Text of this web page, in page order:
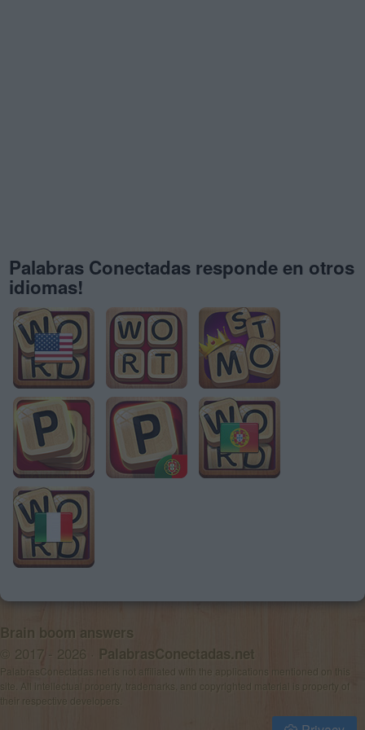
Palabras Conectadas responde en otros
idiomas!
Brain boom answers
© 2017 - 2026 · PalabrasConectadas.net
PalabrasConectadas.net is not affiliated with the applications mentioned on this
site. All intellectual property, trademarks, and copyrighted material is property of
their respective developers.